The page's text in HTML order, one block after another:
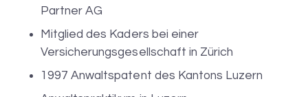
Partner AG
Mitglied des Kaders bei einer
Versicherungsgesellschaft in Zürich
1997 Anwaltspatent des Kantons Luzern